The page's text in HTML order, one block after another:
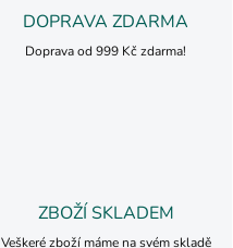
DOPRAVA ZDARMA
Doprava od 999 Kč zdarma!
ZBOŽÍ SKLADEM
Veškeré zboží máme na svém skladě